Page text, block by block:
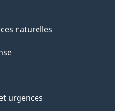
naturelles
urgences